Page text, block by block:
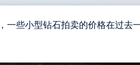
一些小型钻石拍卖的价格在过去